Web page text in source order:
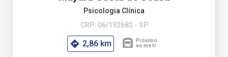
Psicologia Clínica
CRP: 06/192682 - SP
2,86 km